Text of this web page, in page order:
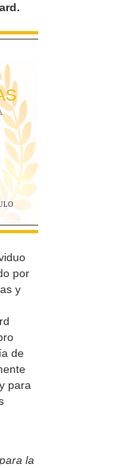
por
y
de
para
la